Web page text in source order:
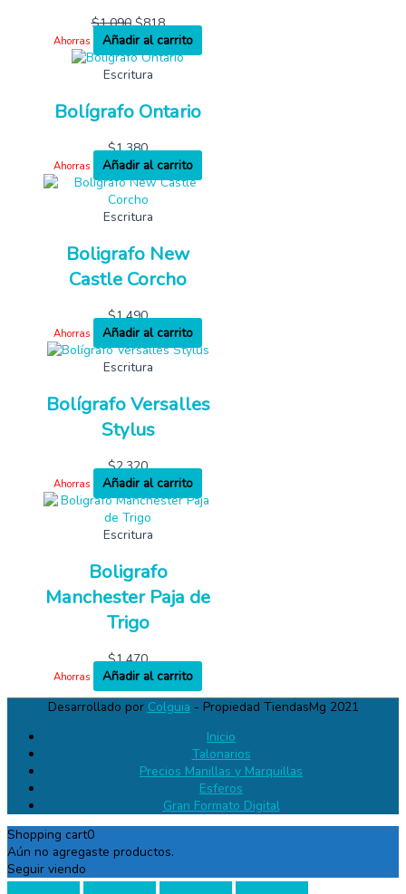
$1,090 $818
Ahorras
Añadir al carrito
Escritura
Bolígrafo Ontario
$1,380
Ahorras Añadir al carrito
Escritura
Boligrafo New
Castle Corcho
$1,490
Ahorras
Añadir al carrito
Escritura
Bolígrafo Versalles
Stylus
$2,320
Ahorras Añadir al carrito
Escritura
Boligrafo
Manchester Paja de
Trigo
$1,470
Ahorras
Añadir al carrito
Desarrollado por Colguia - Propiedad TiendasMg 2021
Inicio
Talonarios
Precios Manillas y Marquillas
Esferos
Gran Formato Digital
Shopping cart0
Aún no agregaste productos.
Seguir viendo